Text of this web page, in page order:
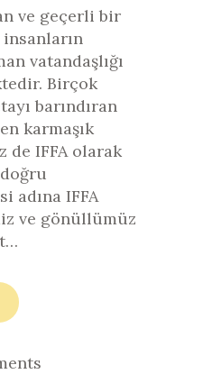
ve geçerli bir
vatandaşlığı
Birçok
barındıran
karmaşık
de IFFA olarak
adına IFFA
ve gönüllümüz